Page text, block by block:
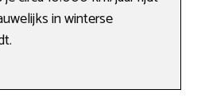
in winterse